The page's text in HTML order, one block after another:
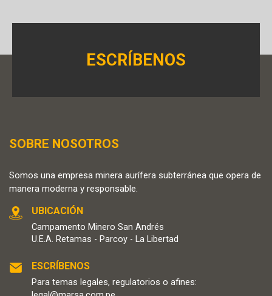
SOBRE NOSOTROS
Somos una empresa minera aurífera subterránea que opera de
manera moderna y responsable.
UBICACIÓN
Campamento Minero San Andrés
U.E.A. Retamas - Parcoy - La Libertad
ESCRÍBENOS
Para temas legales, regulatorios o afines:
ESCRÍBENOS